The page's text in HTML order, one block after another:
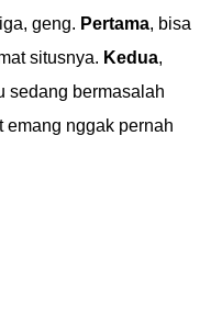
geng. Pertama, bisa
situsnya. Kedua,
sedang bermasalah
emang nggak pernah